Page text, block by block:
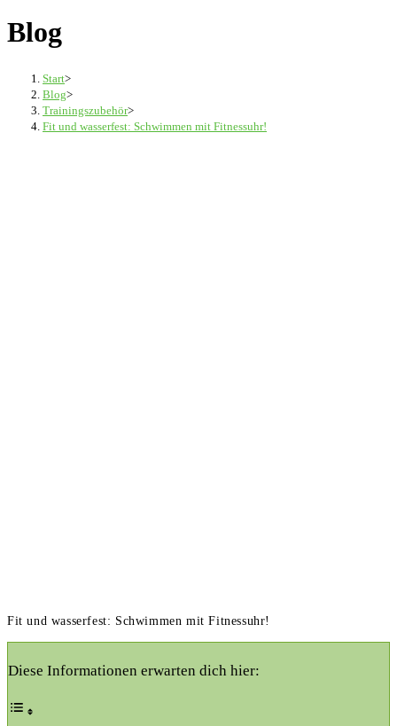
Blog
Start>
Blog>
Trainingszubehör>
Fit und wasserfest: Schwimmen mit Fitnessuhr!
Fit und wasserfest: Schwimmen mit Fitnessuhr!
Diese Informationen erwarten dich hier: